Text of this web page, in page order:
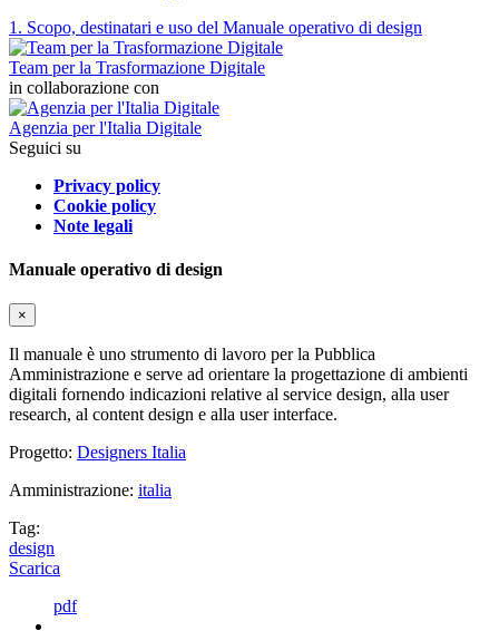
1. Scopo, destinatari e uso del Manuale operativo di design
Team per la Trasformazione Digitale
in collaborazione con
Agenzia per l'Italia Digitale
Seguici su
Privacy policy
Cookie policy
Note legali
Manuale operativo di design
×
Il manuale è uno strumento di lavoro per la Pubblica
Amministrazione e serve ad orientare la progettazione di ambienti
digitali fornendo indicazioni relative al service design, alla user
research, al content design e alla user interface.
Progetto: Designers Italia
Amministrazione: italia
Tag:
design
Scarica
pdf